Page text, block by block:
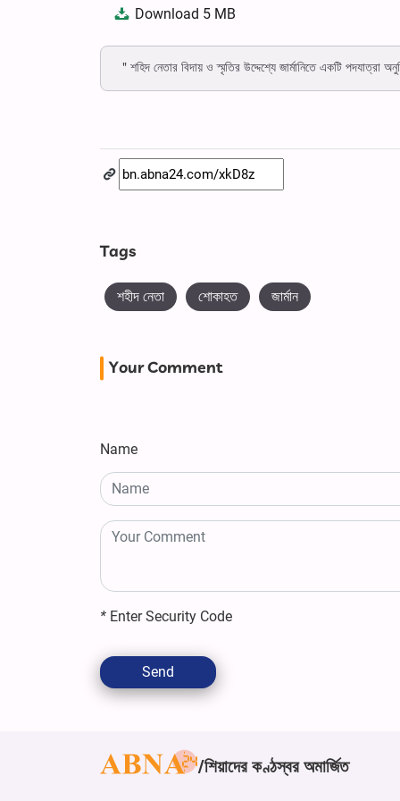
Download 5 MB
" শহিদ নেতার বিদায় ও স্মৃতির উদ্দেশ্যে জার্মানিতে একটি পদযাত্রা
Tags
শহীদ নেতা শোকাহত জার্মান
Your Comment
Name
* Enter Security Code
Send
শিয়াদের কণ্ঠস্বর অমার্জিত